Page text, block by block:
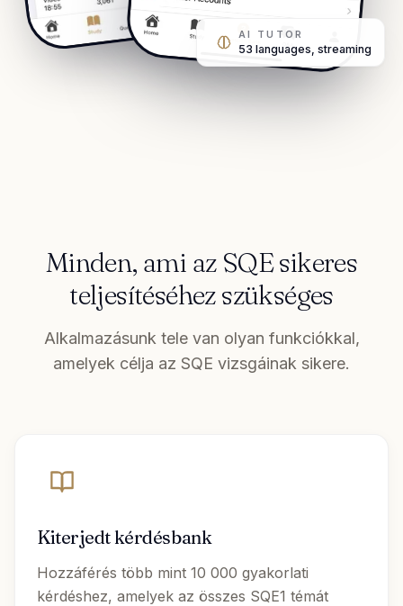
AI TUTOR
53 languages, streaming
Minden, ami az SQE sikeres
teljesítéséhez szükséges
Alkalmazásunk tele van olyan funkciókkal,
amelyek célja az SQE vizsgáinak sikere.
Kiterjedt kérdésbank
Hozzáférés több mint 10 000 gyakorlati
kérdéshez, amelyek az összes SQE1 témát